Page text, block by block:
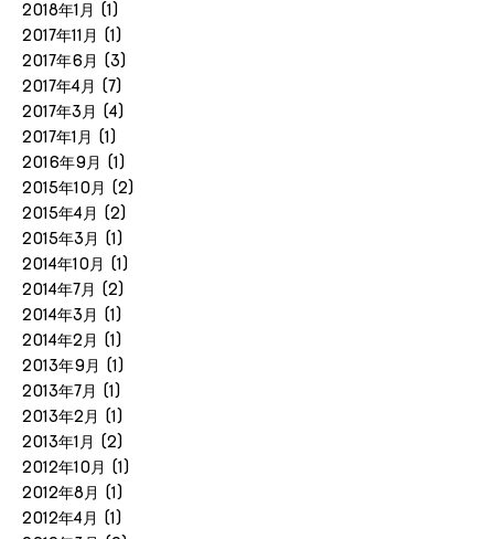
2018年1月 (1)
2017年11月 (1)
2017年6月 (3)
2017年4月 (7)
2017年3月 (4)
2017年1月 (1)
2016年9月 (1)
2015年10月 (2)
2015年4月 (2)
2015年3月 (1)
2014年10月 (1)
2014年7月 (2)
2014年3月 (1)
2014年2月 (1)
2013年9月 (1)
2013年7月 (1)
2013年2月 (1)
2013年1月 (2)
2012年10月 (1)
2012年8月 (1)
2012年4月 (1)